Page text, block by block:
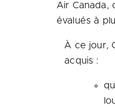
Air Canada,
évalués à
À ce jour,
acquis :